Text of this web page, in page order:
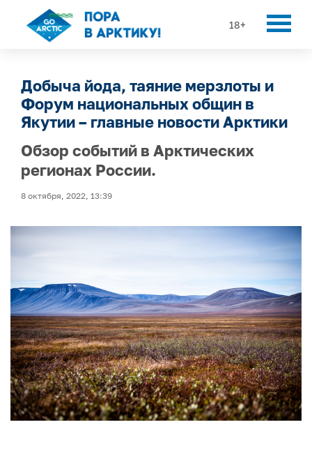
18+
Добыча йода, таяние мерзлоты и
Форум национальных общин в
Якутии – главные новости Арктики
Обзор событий в Арктических
регионах России.
8 октября, 2022, 13:39